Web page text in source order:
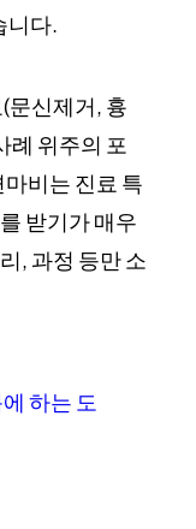
니다.
문신제거, 흉
례 위주의 포
비는 진료 특
받기가 매우
, 과정 등만 소
하는 도